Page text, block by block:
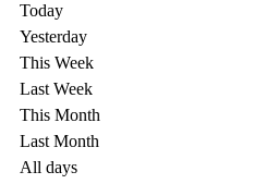
Today
Yesterday
This Week
Last Week
This Month
Last Month
All days